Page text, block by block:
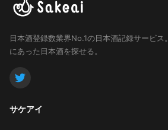
日本酒登録数業界No.1の日本酒記録サービス。
にあった日本酒を探せる。
サケアイ